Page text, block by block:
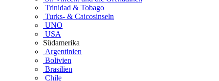
Trinidad & Tobago
Turks- & Caicosinseln
UNO
USA
Südamerika
Argentinien
Bolivien
Brasilien
Chile